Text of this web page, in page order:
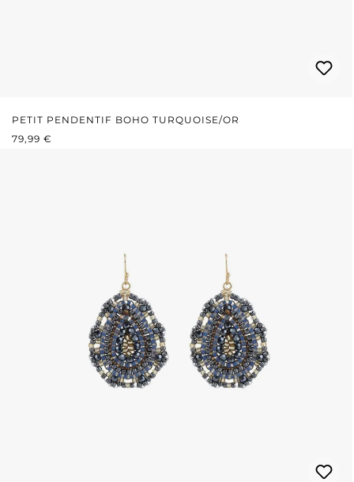
PETIT PENDENTIF BOHO TURQUOISE/OR
PRIX RÉGULIER :
79,99 €